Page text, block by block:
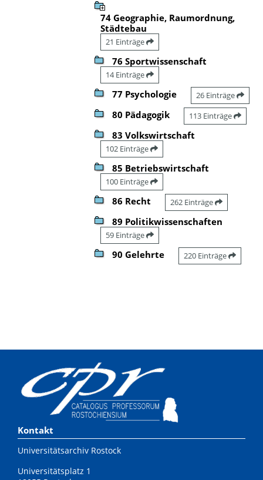
74 Geographie, Raumordnung,
Städtebau
21 Einträge
76 Sportwissenschaft
14 Einträge
77 Psychologie 26 Einträge
80 Pädagogik 113 Einträge
83 Volkswirtschaft
102 Einträge
85 Betriebswirtschaft
100 Einträge
86 Recht 262 Einträge
89 Politikwissenschaften
59 Einträge
90 Gelehrte 220 Einträge
Kontakt
Universitätsarchiv Rostock
Universitätsplatz 1